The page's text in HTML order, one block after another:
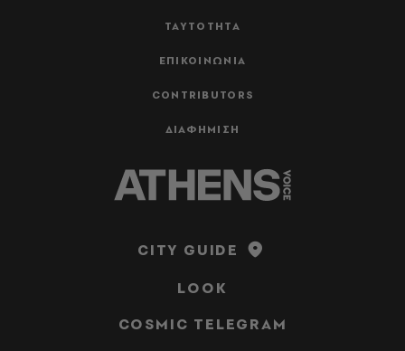
ΤΑΥΤΟΤΗΤΑ
ΕΠΙΚΟΙΝΩΝΙΑ
CONTRIBUTORS
ΔΙΑΦΗΜΙΣΗ
CITY GUIDE
LOOK
COSMIC TELEGRAM